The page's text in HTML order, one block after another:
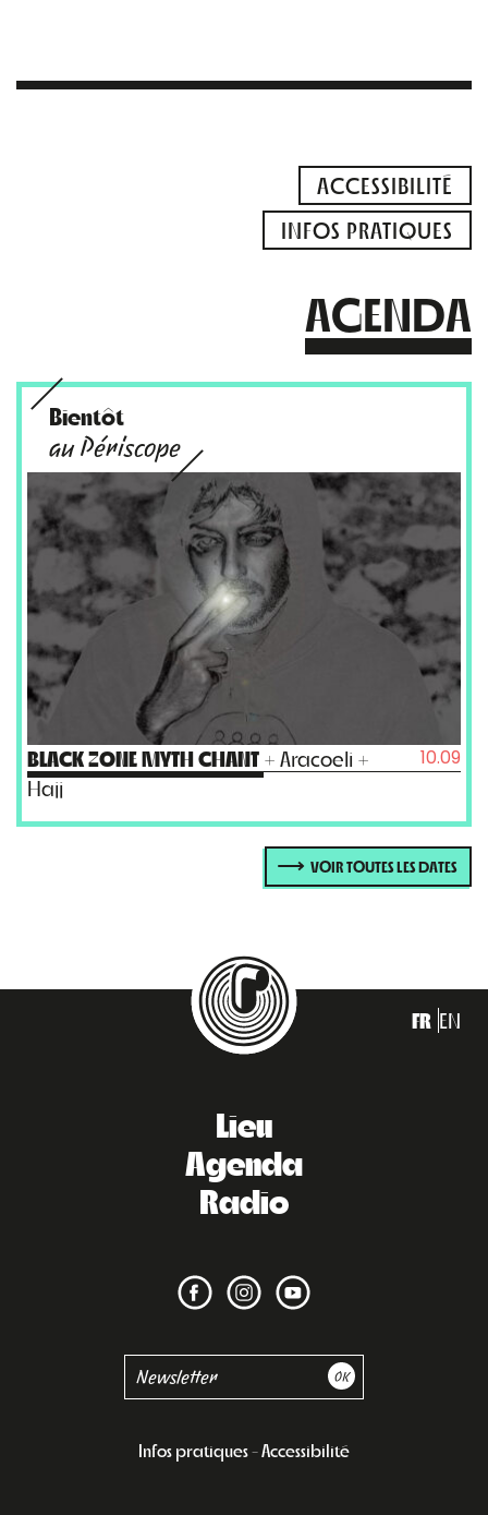
ACCESSIBILITÉ
INFOS PRATIQUES
AGENDA
Bientôt
au Périscope
BLACK ZONE MYTH CHANT + Aracoeli +
Hajj
10.09
VOIR TOUTES LES DATES
FR EN
Lieu
Agenda
Radio
Infos pratiques Accessibilité